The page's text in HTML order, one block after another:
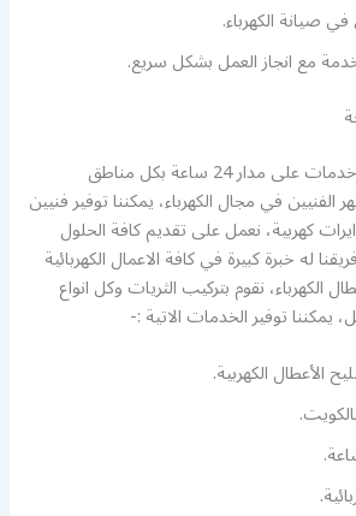
صيانة الكهرباء.
مع انجاز العمل بشكل سريع.
فني كهرباء هندي يوفر خدمات على مدار 24 ساعة بكل مناطق
الفنيين في مجال الكهرباء، يمكننا توفير فنيين
كهربية، نعمل على تقديم كافة الحلول
له خبرة كبيرة في كافة الاعمال الكهربائية
نقوم بتركيب الثريات وكل انواع
يمكننا توفير الخدمات الاتية :-
الأعطال الكهربية.